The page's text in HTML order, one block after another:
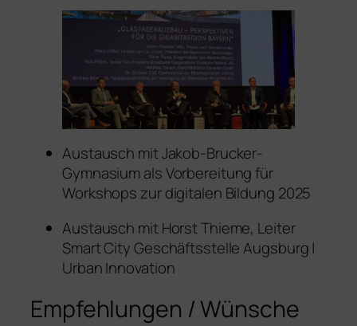
Austausch mit Jakob-Brucker-
Gymnasium als Vorbereitung für
Workshops zur digitalen Bildung 2025
Austausch mit Horst Thieme, Leiter
Smart City Geschäftsstelle Augsburg |
Urban Innovation
Empfehlungen / Wünsche